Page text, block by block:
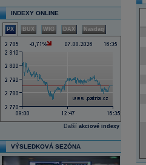
INDEXY ONLINE
PX BUX WIG DAX Nasdaq
Další akciové indexy
VÝSLEDKOVÁ SEZÓNA